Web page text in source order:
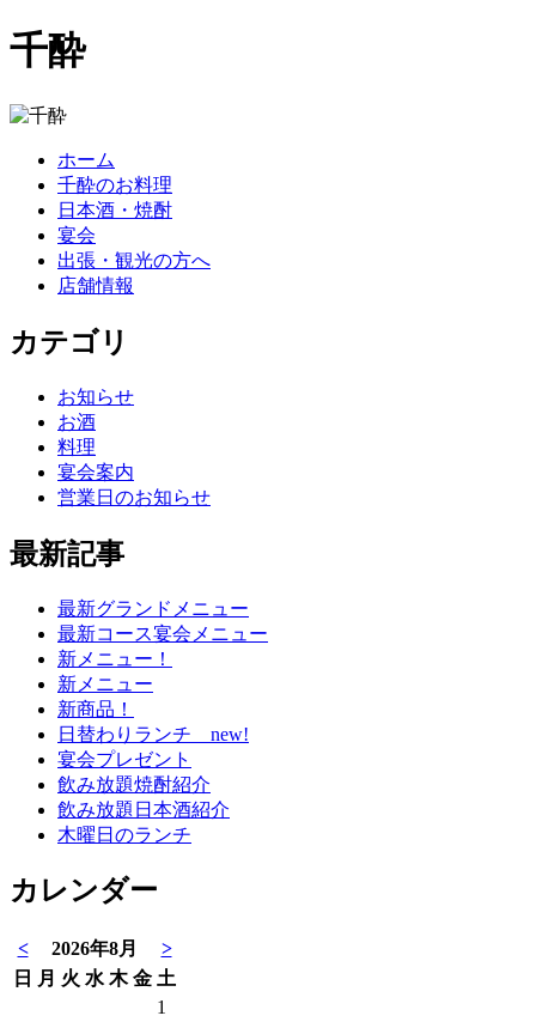
千酔
ホーム
千酔のお料理
日本酒・焼酎
宴会
出張・観光の方へ
店舗情報
カテゴリ
お知らせ
お酒
料理
宴会案内
営業日のお知らせ
最新記事
最新グランドメニュー
最新コース宴会メニュー
新メニュー！
新メニュー
新商品！
日替わりランチ new!
宴会プレゼント
飲み放題焼酎紹介
飲み放題日本酒紹介
木曜日のランチ
カレンダー
< 2026年8月
>
日
月 火 水 木 金 土
1